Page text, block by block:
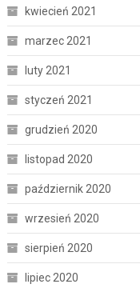
kwiecień 2021
marzec 2021
luty 2021
styczeń 2021
grudzień 2020
listopad 2020
październik 2020
wrzesień 2020
sierpień 2020
lipiec 2020